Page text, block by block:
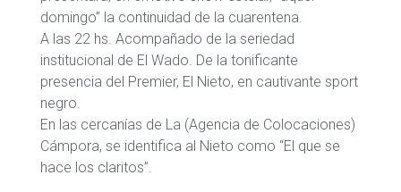
domingo” la continuidad de la cuarentena.
A las 22 hs. Acompañado de la seriedad
institucional de El Wado. De la tonificante
presencia del Premier, El Nieto, en cautivante sport
negro.
En las cercanías de La (Agencia de Colocaciones)
Cámpora, se identifica al Nieto como “El que se
hace los claritos”.